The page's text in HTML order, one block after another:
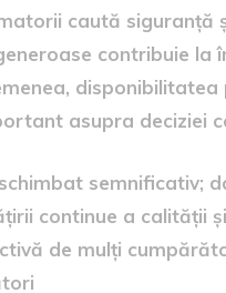
caută siguranță
contribuie la
asupra deciziei
semnificativ;
continue a calității
de mulți